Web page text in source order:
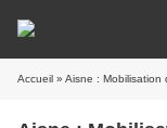
Accueil » Aisne : Mobilisation